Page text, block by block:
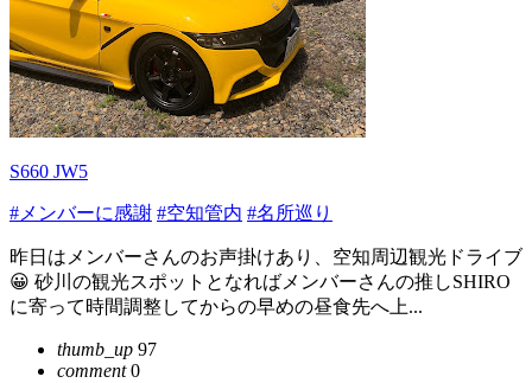
S660 JW5
#メンバーに感謝 #空知管内 #名所巡り
昨日はメンバーさんのお声掛けあり、空知周辺観光ドライブ
😀 砂川の観光スポットとなればメンバーさんの推しSHIRO
に寄って時間調整してからの早めの昼食先へ上...
thumb_up 97
comment0